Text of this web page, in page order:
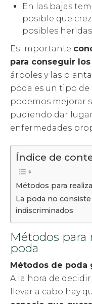
En las bajas
posible que
posibles
Es importante
para conseguir
árboles y las
poda es un tipo
podemos mejorar
pudiendo dar
enfermedades
Índice de
Métodos para
La poda no
indiscriminados
Métodos para
poda
Métodos de poda
A la hora de
llevar a cabo hay